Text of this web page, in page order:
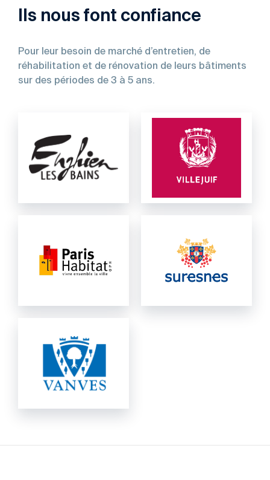
Ils nous font confiance
Pour leur besoin de marché d’entretien, de
réhabilitation et de rénovation de leurs bâtiments
sur des périodes de 3 à 5 ans.